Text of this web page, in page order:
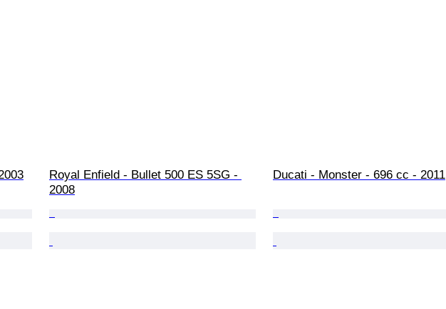
Royal Enfield - Bullet 500 ES 5SG -
2008
Ducati - Monster - 696 cc - 2011